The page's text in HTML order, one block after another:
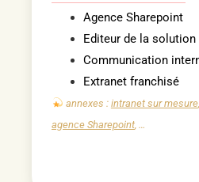
Agence Sharepoint
Editeur de la solution
Communication
Extranet franchisé
annexes : intranet sur mesure,
agence Sharepoint, …